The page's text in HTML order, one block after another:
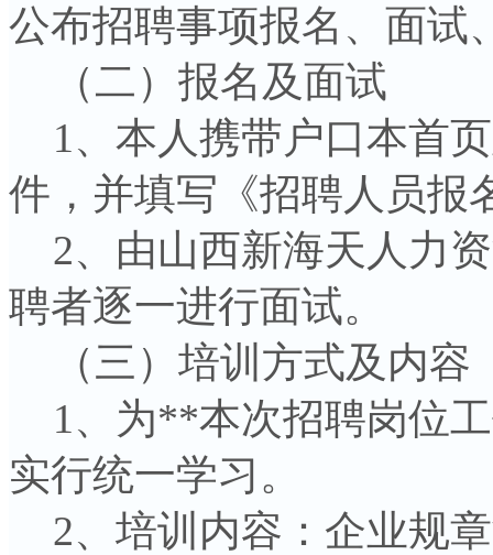
公布招聘事项报名、面试
（二）报名及面试
1、本人携带户口本首
件，并填写《招聘人员报
2、由山西新海天人力
聘者逐一进行面试。
（三）培训方式及内容
1、为**本次招聘岗位
实行统一学习。
2、培训内容：企业规